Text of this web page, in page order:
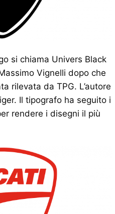
si chiama Univers Black
Vignelli dopo che
rilevata da TPG. L’autore
Il tipografo ha seguito i
rendere i disegni il più